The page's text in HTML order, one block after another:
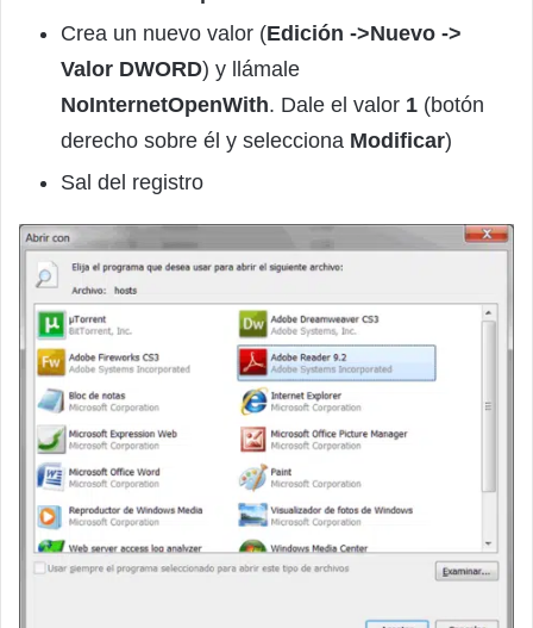
Crea un nuevo valor (Edición ->Nuevo ->
Valor DWORD) y llámale
NoInternetOpenWith. Dale el valor 1 (botón
derecho sobre él y selecciona Modificar)
Sal del registro